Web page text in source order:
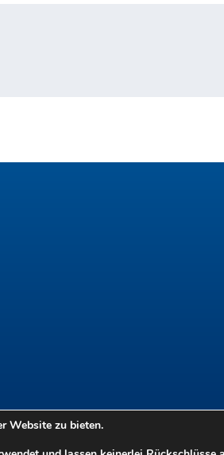
Website zu bieten.